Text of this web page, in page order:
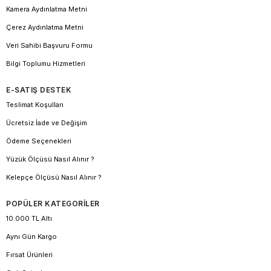
Kamera Aydınlatma Metni
Çerez Aydınlatma Metni
Veri Sahibi Başvuru Formu
Bilgi Toplumu Hizmetleri
E-SATIŞ DESTEK
Teslimat Koşulları
Ücretsiz İade ve Değişim
Ödeme Seçenekleri
Yüzük Ölçüsü Nasıl Alınır ?
Kelepçe Ölçüsü Nasıl Alınır ?
POPÜLER KATEGORİLER
10.000 TL Altı
Aynı Gün Kargo
Fırsat Ürünleri